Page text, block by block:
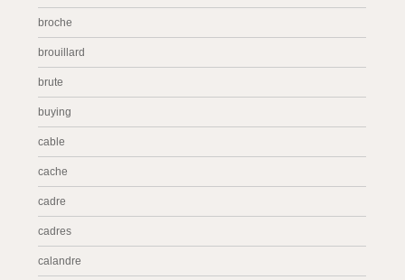
broche
brouillard
brute
buying
cable
cache
cadre
cadres
calandre